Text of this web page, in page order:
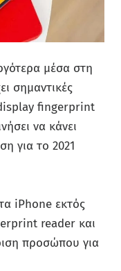
μέσα στη
σημαντικές
display fingerprint
να κάνει
για το 2021
iPhone εκτός
reader και
προσώπου για